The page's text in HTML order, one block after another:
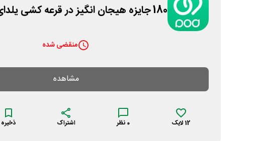
180 جایزه هیجان انگیز در قرعه کشی یلدای زیپاد
منقضی شده
مشاهده
12 لایک 0 نظر اشتراک ذخیره